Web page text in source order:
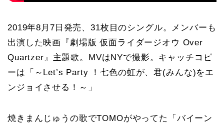
2019年8月7日発売、31枚目のシングル。メンバーも
出演した映画『劇場版 仮面ライダージオウ Over
Quartzer』主題歌。MVはNYで撮影。キャッチコピ
ーは「～Let’s Party ！七色の虹が、君(みんな)をエ
ンジョイさせる！～」
焼きまんじゅうの歌でTOMOがやってた「バイーン